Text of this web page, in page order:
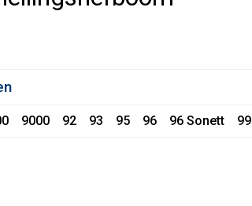
9000 92 93 95 96 96 Sonett 99